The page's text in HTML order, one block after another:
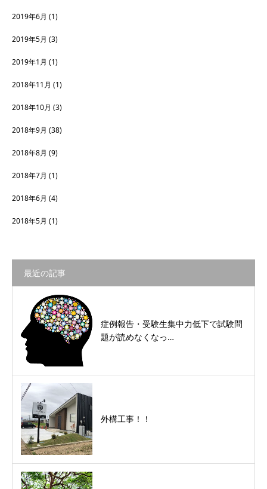
2019年6月 (1)
2019年5月 (3)
2019年1月 (1)
2018年11月 (1)
2018年10月 (3)
2018年9月 (38)
2018年8月 (9)
2018年7月 (1)
2018年6月 (4)
2018年5月 (1)
最近の記事
症例報告・受験生集中力低下で試験問
題が読めなくなっ…
外構工事！！